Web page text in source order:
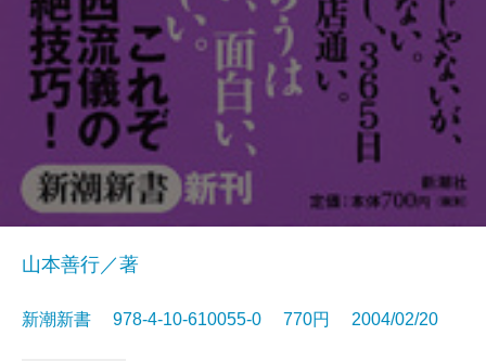
山本善行／著
新潮新書 978-4-10-610055-0 770円 2004/02/20